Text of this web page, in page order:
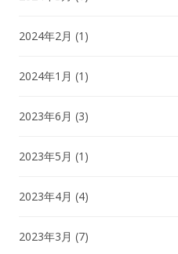
2024年2月 (1)
2024年1月 (1)
2023年6月 (3)
2023年5月 (1)
2023年4月 (4)
2023年3月 (7)